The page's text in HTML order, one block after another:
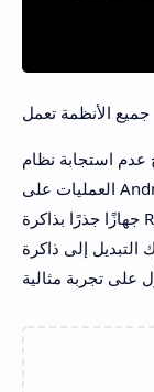
جميع الأنظمة تعمل
استجابة نظام
العمليات على Android. بصرف النظر عن ذلك ، إذا كنت تستخدم
جهازًا جذرًا بذاكرة ROM مخصصة على جهاز Android الخاص بك ،
إلى ذاكرة